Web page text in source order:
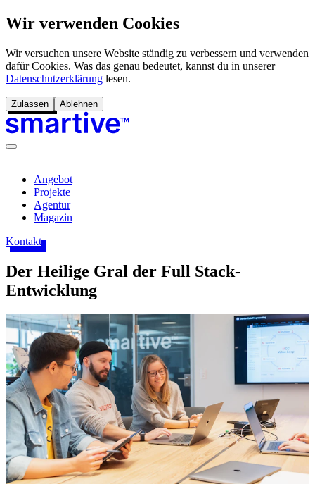
Wir verwenden Cookies
Wir versuchen unsere Website ständig zu verbessern und verwenden
dafür Cookies. Was das genau bedeutet, kannst du in unserer
Datenschutzerklärung lesen.
Zulassen Ablehnen
Angebot
Projekte
Agentur
Magazin
Kontakt
Der Heilige Gral der Full Stack-
Entwicklung